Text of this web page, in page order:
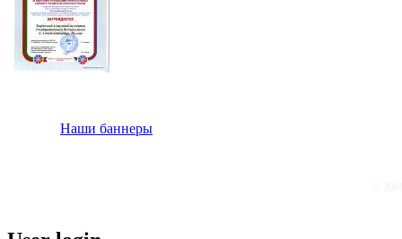
Наши баннеры